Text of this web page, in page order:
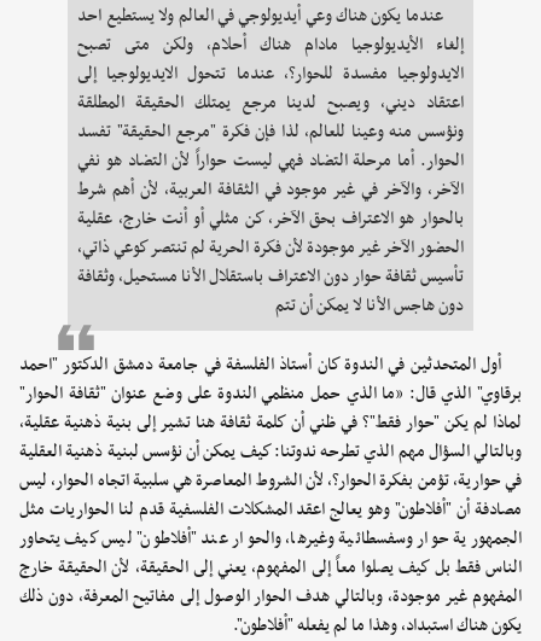
عندما يكون هناك وعي أيديولوجي في العالم ولا يستطيع احد
إلغاء الأيديولوجيا مادام هناك أحلام، ولكن متى تصبح
الايدولوجيا مفسدة للحوار؟، عندما تتحول الايديولوجيا إلى
اعتقاد ديني، ويصبح لدينا مرجع يمتلك الحقيقة المطلقة
ونؤسس منه وعينا للعالم، لذا فإن فكرة "مرجع الحقيقة" تفسد
الحوار. أما مرحلة التضاد فهي ليست حواراً لأن التضاد هو نفي
الآخر، والآخر في غير موجود في الثقافة العربية، لأن أهم شرط
بالحوار هو الاعتراف بحق الآخر، كن مثلي أو أنت خارج، عقلية
الحضور الآخر غير موجودة لأن فكرة الحرية لم تنتصر كوعي ذاتي،
تأسيس ثقافة حوار دون الاعتراف باستقلال الأنا مستحيل، وثقافة
دون هاجس الأنا لا يمكن أن تتم
أول المتحدثين في الندوة كان أستاذ الفلسفة في جامعة دمشق الدكتور "احمد
برقاوي" الذي قال: «ما الذي حمل منظمي الندوة على وضع عنوان "ثقافة الحوار"
لماذا لم يكن "حوار فقط"؟ في ظني أن كلمة ثقافة هنا تشير إلى بنية ذهنية عقلية،
وبالتالي السؤال مهم الذي تطرحه ندوتنا: كيف يمكن أن نؤسس لبنية ذهنية العقلية
في حوارية، تؤمن بفكرة الحوار؟، لأن الشروط المعاصرة هي سلبية اتجاه الحوار، ليس
مصادفة أن "أفلاطون" وهو يعالج اعقد المشكلات الفلسفية قدم لنا الحواريات مثل
الجمهورية حوار وسفسطائية وغيرها، والحوار عند "أفلاطون" ليس كيف يتحاور
الناس فقط بل كيف يصلوا معاً إلى المفهوم، يعني إلى الحقيقة، لأن الحقيقة خارج
المفهوم غير موجودة، وبالتالي هدف الحوار الوصول إلى مفاتيح المعرفة، دون ذلك
يكون هناك استبداد، وهذا ما لم يفعله "أفلاطون".